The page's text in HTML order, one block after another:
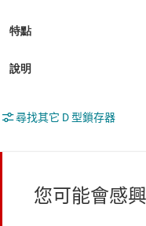
尋找其它 D 型鎖存器
您可能會感